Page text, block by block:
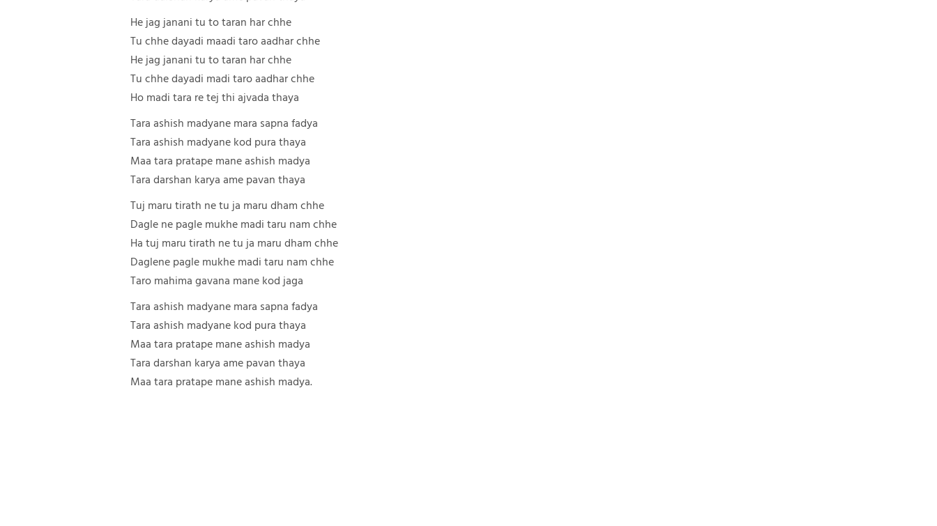
He jag janani tu to taran har chhe
Tu chhe dayadi maadi taro aadhar chhe
He jag janani tu to taran har chhe
Tu chhe dayadi madi taro aadhar chhe
Ho madi tara re tej thi ajvada thaya
Tara ashish madyane mara sapna fadya
Tara ashish madyane kod pura thaya
Maa tara pratape mane ashish madya
Tara darshan karya ame pavan thaya
Tuj maru tirath ne tu ja maru dham chhe
Dagle ne pagle mukhe madi taru nam chhe
Ha tuj maru tirath ne tu ja maru dham chhe
Daglene pagle mukhe madi taru nam chhe
Taro mahima gavana mane kod jaga
Tara ashish madyane mara sapna fadya
Tara ashish madyane kod pura thaya
Maa tara pratape mane ashish madya
Tara darshan karya ame pavan thaya
Maa tara pratape mane ashish madya.